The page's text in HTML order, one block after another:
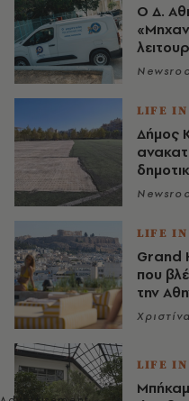
Ο Δ.
LIFE IN
Δήμος
LIFE IN
Grand
που
την
LIFE IN